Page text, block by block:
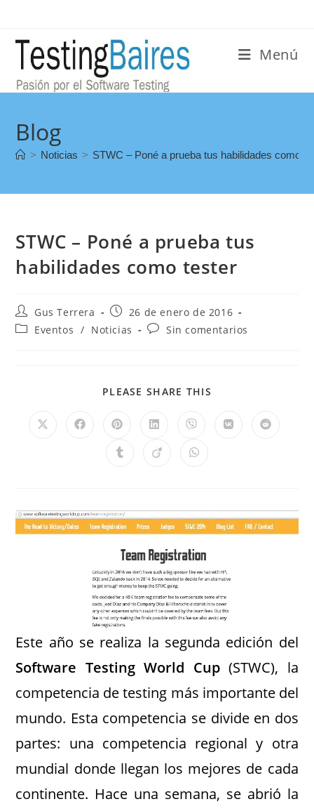
Menú
Blog
> Noticias > STWC – Poné a prueba tus habilidades como
STWC – Poné a prueba tus
habilidades como tester
Gus Terrera
26 de enero de 2016
Eventos / Noticias Sin comentarios
PLEASE SHARE THIS
Este año se realiza la segunda edición del
Software Testing World Cup(STWC), la
competencia de testing más importante del
mundo. Esta competencia se divide en dos
partes: una competencia regional y otra
mundial donde llegan los mejores de cada
continente. Hace una semana, se abrió la